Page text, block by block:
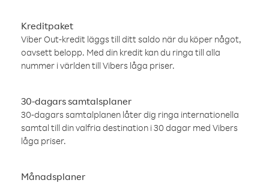
Kreditpaket
Viber Out-kredit läggs till ditt saldo när du köper något,
oavsett belopp. Med din kredit kan du ringa till alla
nummer i världen till Vibers låga priser.
30-dagars samtalsplaner
30-dagars samtalplanen låter dig ringa internationella
samtal till din valfria destination i 30 dagar med Vibers
låga priser.
Månadsplaner